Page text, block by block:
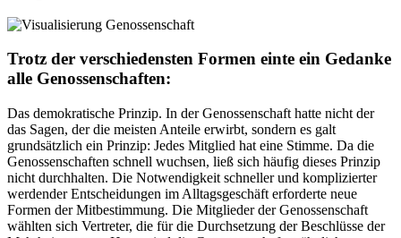
Trotz der verschiedensten Formen einte ein Gedanke
alle Genossenschaften:
Das demokratische Prinzip. In der Genossenschaft hatte nicht der
das Sagen, der die meisten Anteile erwirbt, sondern es galt
grundsätzlich ein Prinzip: Jedes Mitglied hat eine Stimme. Da die
Genossenschaften schnell wuchsen, ließ sich häufig dieses Prinzip
nicht durchhalten. Die Notwendigkeit schneller und komplizierter
werdender Entscheidungen im Alltagsgeschäft erforderte neue
Formen der Mitbestimmung. Die Mitglieder der Genossenschaft
wählten sich Vertreter, die für die Durchsetzung der Beschlüsse der